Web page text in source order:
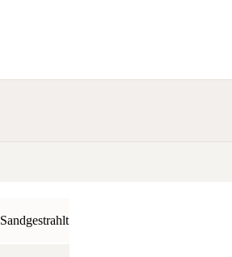
Sandgestrahlt